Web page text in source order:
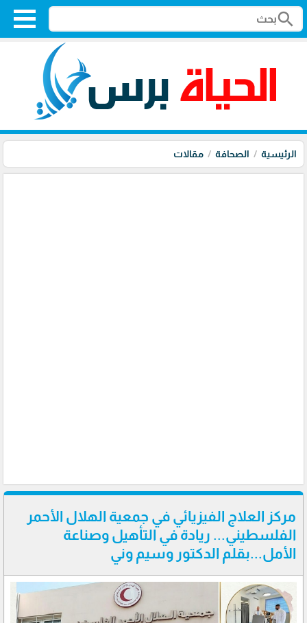
search
الرئيسية الصحافة مقالات
مركز العلاج الفيزيائي في جمعية الهلال الأحمر
الفلسطيني... ريادة في التأهيل وصناعة
الأمل...بقلم الدكتور وسيم وني